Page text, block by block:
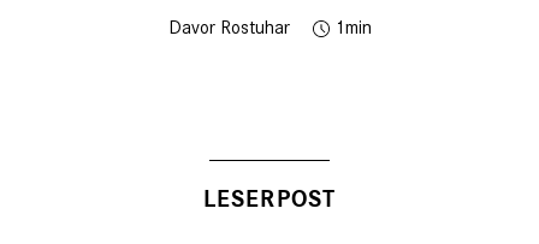
Davor Rostuhar 1